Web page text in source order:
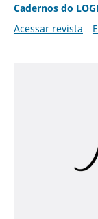
Cadernos do
Acessar revista